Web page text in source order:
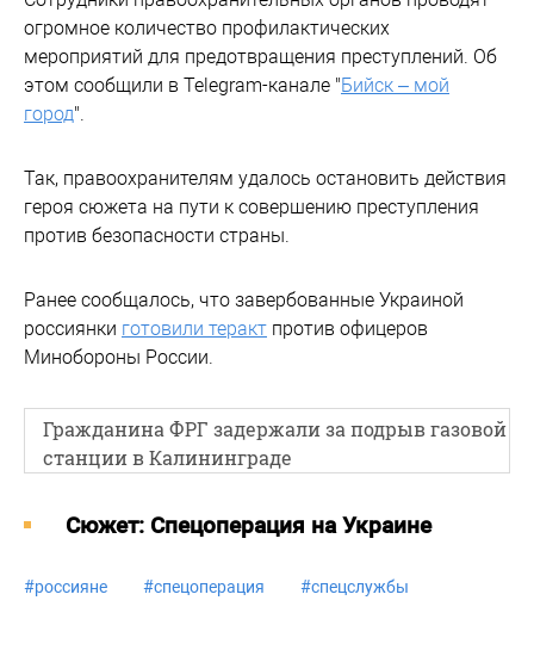
огромное количество профилактических
мероприятий для предотвращения преступлений. Об
этом сообщили в Telegram-канале "Бийск – мой
город".
Так, правоохранителям удалось остановить действия
героя сюжета на пути к совершению преступления
против безопасности страны.
Ранее сообщалось, что завербованные Украиной
россиянки готовили теракт против офицеров
Минобороны России.
Гражданина ФРГ задержали за подрыв газовой
станции в Калининграде
Cюжет: Спецоперация на Украине
#россияне #спецоперация #спецслужбы